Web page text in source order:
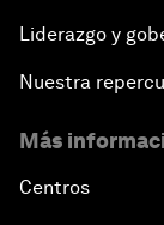
Liderazgo y
Nuestra
Más
Centros